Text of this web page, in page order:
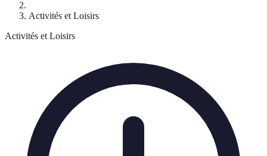
Activités et Loisirs
Activités et Loisirs